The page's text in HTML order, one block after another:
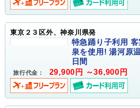
東京２３区外、神奈川県発
特急踊り子利用
泉を使用! 湯河原
日間
旅行代金： 29,900円 ～36,900円